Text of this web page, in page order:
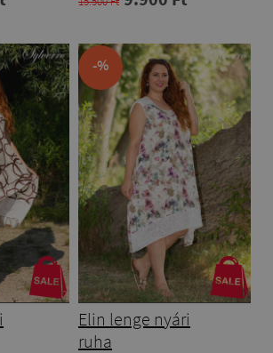
-%
Elin lenge nyári
ruha